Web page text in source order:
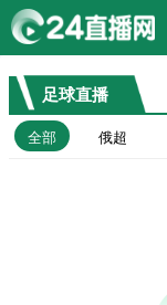
足球直播
全部 俄超